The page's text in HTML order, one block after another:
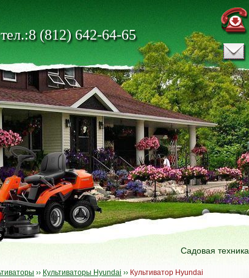
тел.:8 (812) 642-64-65
Садовая техника
›› Культиваторы Hyundai ›› Культиватор Hyundai